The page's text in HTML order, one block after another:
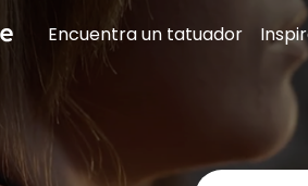
Encuentra un tatuador